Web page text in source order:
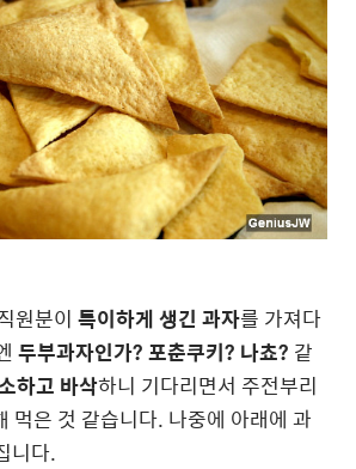
원분이 특이하게 생긴 과자를 가져다
두부과자인가? 포춘쿠키? 나쵸? 같
하고 바삭하니 기다리면서 주전부리
먹은 것 같습니다. 나중에 아래에 과
니다.